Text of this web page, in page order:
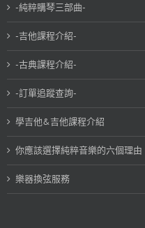
-純粹購琴三部曲-
-吉他課程介紹-
-古典課程介紹-
-訂單追蹤查詢-
學吉他&吉他課程介紹
你應該選擇純粹音樂的六個理由
樂器換弦服務